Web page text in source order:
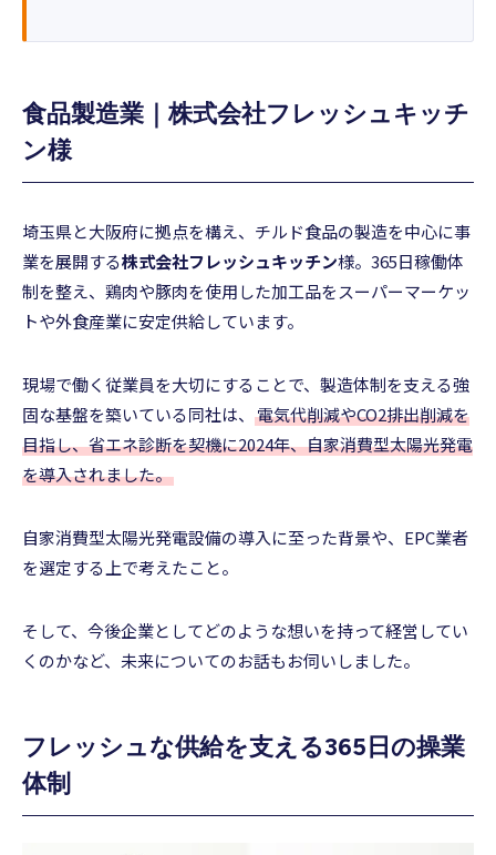
食品製造業｜株式会社フレッシュキッチ
ン様
埼玉県と大阪府に拠点を構え、チルド食品の製造を中心に事
業を展開する株式会社フレッシュキッチン様。365日稼働体
制を整え、鶏肉や豚肉を使用した加工品をスーパーマーケッ
トや外食産業に安定供給しています。
現場で働く従業員を大切にすることで、製造体制を支える強
固な基盤を築いている同社は、 電気代削減やCO2排出削減を
目指し、省エネ診断を契機に2024年、自家消費型太陽光発電
を導入されました。
自家消費型太陽光発電設備の導入に至った背景や、EPC業者
を選定する上で考えたこと。
そして、今後企業としてどのような想いを持って経営してい
くのかなど、未来についてのお話もお伺いしました。
フレッシュな供給を支える365日の操業
体制